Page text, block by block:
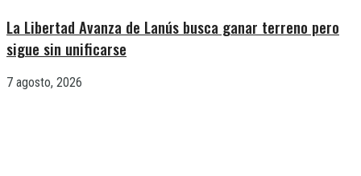
La Libertad Avanza de Lanús busca ganar terreno pero
sigue sin unificarse
7 agosto, 2026